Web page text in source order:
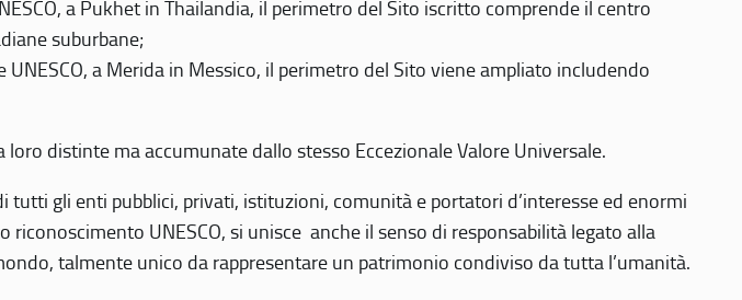
a Pukhet in Thailandia, il perimetro del Sito iscritto comprende il centro
suburbane;
a Merida in Messico, il perimetro del Sito viene ampliato includendo
distinte ma accumunate dallo stesso Eccezionale Valore Universale.
gli enti pubblici, privati, istituzioni, comunità e portatori d’interesse ed enormi
UNESCO, si unisce anche il senso di responsabilità legato alla
talmente unico da rappresentare un patrimonio condiviso da tutta l’umanità.